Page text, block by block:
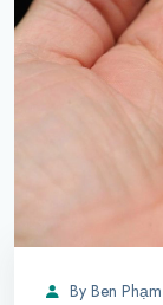
By Ben Phạm